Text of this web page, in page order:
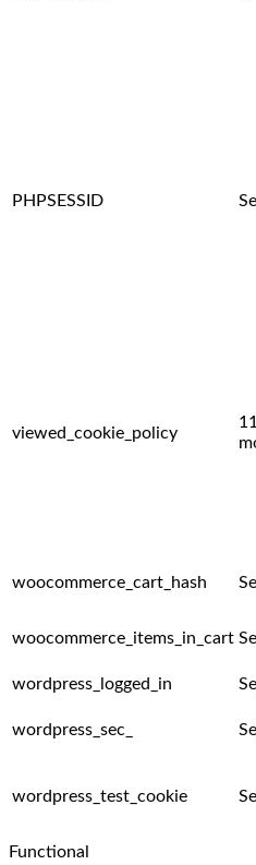
PHPSESSID
viewed_cookie_policy
11
woocommerce_cart_hash
woocommerce_items_in_cart
wordpress_logged_in
wordpress_sec_
wordpress_test_cookie
Functional